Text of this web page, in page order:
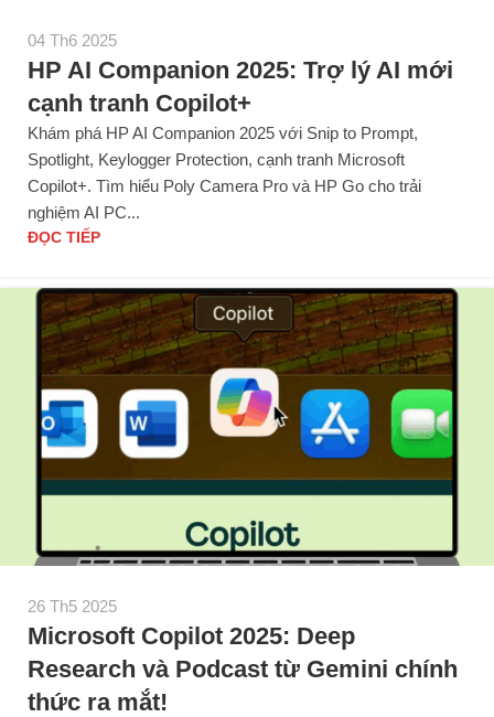
04 Th6 2025
HP AI Companion 2025: Trợ lý AI mới
cạnh tranh Copilot+
Khám phá HP AI Companion 2025 với Snip to Prompt,
Spotlight, Keylogger Protection, cạnh tranh Microsoft
Copilot+. Tìm hiểu Poly Camera Pro và HP Go cho trải
nghiệm AI PC...
ĐỌC TIẾP
26 Th5 2025
Microsoft Copilot 2025: Deep
Research và Podcast từ Gemini chính
thức ra mắt!